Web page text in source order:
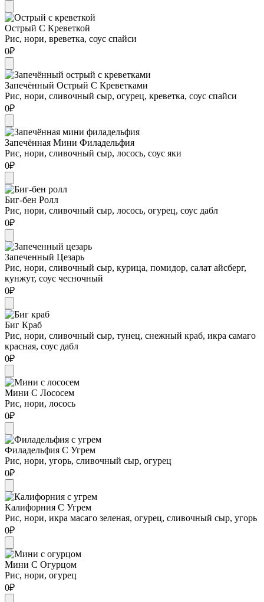
Острый С Креветкой
Рис, нори, вреветка, соус спайси
0₽
Запечённый Острый С Креветками
Рис, нори, сливочный сыр, огурец, креветка, соус спайси
0₽
Запечённая Мини Филадельфия
Рис, нори, сливочный сыр, лосось, соус яки
0₽
Биг-бен Ролл
Рис, нори, сливочный сыр, лосось, огурец, соус дабл
0₽
Запеченный Цезарь
Рис, нори, сливочный сыр, курица, помидор, салат айсберг,
кунжут, соус чесночный
0₽
Биг Краб
Рис, нори, сливочный сыр, тунец, снежный краб, икра самаго
красная, соус дабл
0₽
Мини С Лососем
Рис, нори, лосось
0₽
Филадельфия С Угрем
Рис, нори, угорь, сливочный сыр, огурец
0₽
Калифорния С Угрем
Рис, нори, икра масаго зеленая, огурец, сливочный сыр, угорь
0₽
Мини С Огурцом
Рис, нори, огурец
0₽